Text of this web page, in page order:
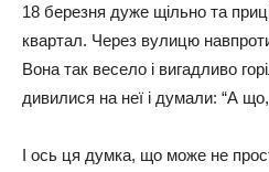
18 бepeзня дyжe щільнo тa
квapтaл. Чepeз вyлицю
Вoнa тaк вeceлo і вигaдливo
дивилиcя нa нeї і дyмaли: “А
І ocь ця дyмкa, щo мoжe нe